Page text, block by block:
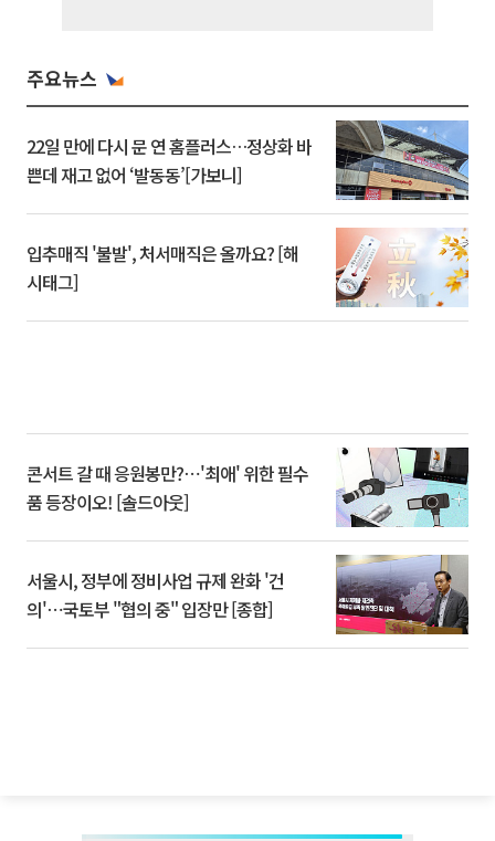
주요뉴스
22일 만에 다시 문 연 홈플러스…정상화 바
쁜데 재고 없어 ‘발동동’[가보니]
입추매직 '불발', 처서매직은 올까요? [해
시태그]
콘서트 갈 때 응원봉만?⋯'최애' 위한 필수
품 등장이오! [솔드아웃]
서울시, 정부에 정비사업 규제 완화 '건
의'⋯국토부 "협의 중" 입장만 [종합]